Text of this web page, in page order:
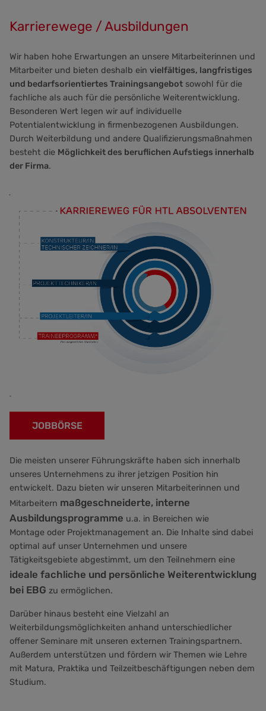
Karrierewege / Ausbildungen
Wir haben hohe Erwartungen an unsere Mitarbeiterinnen und
Mitarbeiter und bieten deshalb ein vielfältiges, langfristiges
und bedarfsorientiertes Trainingsangebot sowohl für die
fachliche als auch für die persönliche Weiterentwicklung.
Besonderen Wert legen wir auf individuelle
Potentialentwicklung in firmenbezogenen Ausbildungen.
Durch Weiterbildung und andere Qualifizierungsmaßnahmen
besteht die Möglichkeit des beruflichen Aufstiegs innerhalb
der Firma.
JOBBÖRSE
Die meisten unserer Führungskräfte haben sich innerhalb
unseres Unternehmens zu ihrer jetzigen Position hin
entwickelt. Dazu bieten wir unseren Mitarbeiterinnen und
Mitarbeitern maßgeschneiderte, interne
Ausbildungsprogramme u.a. in Bereichen wie
Montage oder Projektmanagement an. Die Inhalte sind dabei
optimal auf unser Unternehmen und unsere
Tätigkeitsgebiete abgestimmt, um den Teilnehmern eine
ideale fachliche und persönliche Weiterentwicklung
bei EBG zu ermöglichen.
Darüber hinaus besteht eine Vielzahl an
Weiterbildungsmöglichkeiten anhand unterschiedlicher
offener Seminare mit unseren externen Trainingspartnern.
Außerdem unterstützen und fördern wir Themen wie Lehre
mit Matura, Praktika und Teilzeitbeschäftigungen neben dem
Studium.